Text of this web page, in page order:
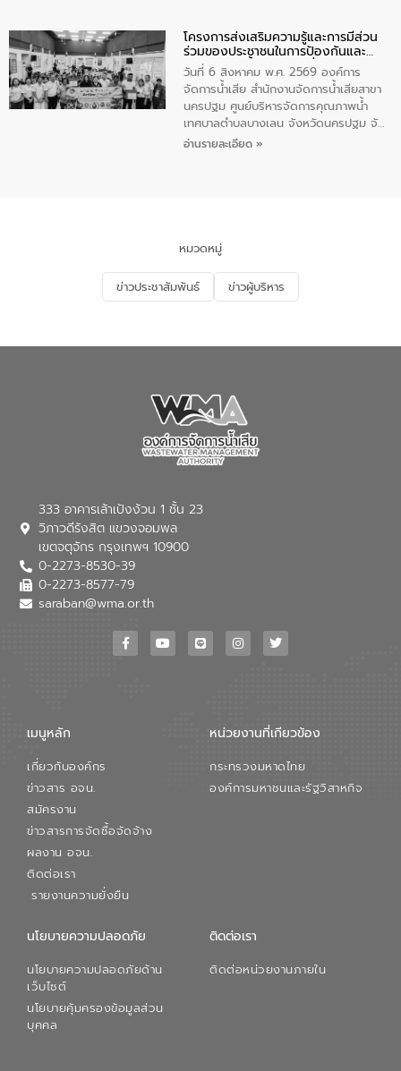
ประชาชน ตัวแทนจากโรงแรมต่างๆ ในเขต
เทศบาลตำบลราไวย์ ศูนย์บริหารจัดการ
คุณภาพน้ำเทศบาลตำบลราไวย์ นำโดยนาย
น้อย แก้วเศษ ผู้จัดการสำนักงานจัดการน้ำ
เสียสาขาภูเก็ต พร้อมด้วยเจ้าหน้าที่ จำนวน
5 คน ร่วมทำกิจกรรม ทำความสะอาด
ชายหาดและแหล่งท่องเที่ยว ณ บริเวณ
โครงการส่งเสริมความรู้และการมีส่วน
ร่วมของประชาชนในการป้องกันและ
แก้ไขปัญหาน้ำเสียอย่างยั่งยืน
วันที่ 6 สิงหาคม พ.ศ. 2569 องค์การ
จัดการน้ำเสีย สำนักงานจัดการน้ำเสียสาขา
นครปฐม ศูนย์บริหารจัดการคุณภาพน้ำ
เทศบาลตำบลบางเลน จังหวัดนครปฐม จัด
กิจกรรมภายใต้โครงการส่งเสริมความรู้และ
จัดการน้ำเสียและสร้างจิตสำนึกในการ
อนุรักษ์สิ่งแวดล้อม ในหัวข้อ “น้ำเสียชุมชน
และการบำบัดน้ำเสียเบื้องต้น” โดยให้ความรู้
เกี่ยวกับสาเหตุและผลกระทบของน้ำเสีย
ณ เทศบาลตำบลบางเลน จังหวัดนครปฐม
อ่านรายละเอียด »
หมวดหมู่
ข่าวประชาสัมพันธ์ ข่าวผู้บริหาร
333 อาคารเล้าเป้งง้วน 1 ชั้น 23
วิภาวดีรังสิต แขวงจอมพล
เขตจตุจักร กรุงเทพฯ 10900
0-2273-8530-39
0-2273-8577-79
saraban@wma.or.th
เมนูหลัก
เกี่ยวกับองค์กร
ข่าวสาร อจน.
สมัครงาน
ข่าวสารการจัดซื้อจัดจ้าง
ผลงาน อจน.
ติดต่อเรา
รายงานความยั่งยืน
หน่วยงานที่เกียวข้อง
กระทรวงมหาดไทย
องค์การมหาชนและรัฐวิสาหกิจ
นโยบายความปลอดภัย
นโยบายความปลอดภัยด้าน
เว็บไซต์
นโยบายคุ้มครองข้อมูลส่วน
บุคคล
ติดต่อเรา
ติดต่อหน่วยงานภายใน